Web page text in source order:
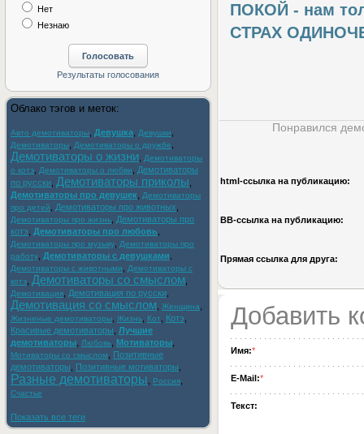
ПОКОЙ - нам
СТРАХ
Понравился
html-cсылка на публикацию:
BB-cсылка на публикацию:
Прямая ссылка для друга:
Добавить
Имя:*
E-Mail:*
Текст:
Нет
Незнаю
Облако тэгов и меток:
Авто демотиваторы Девушка Девушки
Демотиваторы Демотиваторы о дружбе
Демотиваторы о жизни
Демотиваторы
о котэ
Демотиваторы о любви
Демотиваторы
по русски Демотиваторы приколы
Демотиваторы про девушек
Демотиваторы
про детей
Демотиваторы про животных
Демотиваторы про жизнь
Демотиваторы про
котэ
Демотиваторы про любовь
Демотиваторы про музыку
Демотиваторы про
работу
Демотиваторы с девушками
Демотиваторы с животными
Демотиваторы с
котэ
Демотиваторы со смыслом
Демотивация Демотивация по русски
Демотивация со смыслом Женщина
Жизненые демотиваторы Жизнь Кот Котэ
Красивые демотиваторы Лучшие
демотиваторы
Любовь Мотиваторы
Мотиваторы со смыслом
Позитивные
демотиваторы
Позитивные мотиваторы
Разные демотиваторы Россия
Счастье
Показать все теги